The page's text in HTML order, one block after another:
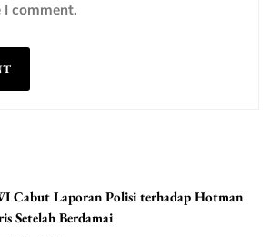
comment.
Cabut Laporan Polisi terhadap Hotman
Setelah Berdamai